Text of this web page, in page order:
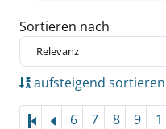
Sortieren nach
aufsteigend sortieren
6 7 8 9
1